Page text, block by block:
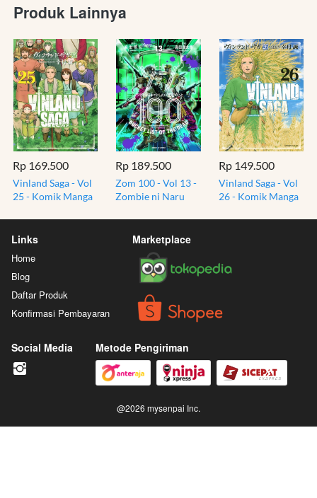
Produk Lainnya
Rp 169.500
Vinland Saga - Vol
25 - Komik Manga
Rp 189.500
Zom 100 - Vol 13 -
Zombie ni Naru
List of the Dead
Rp 149.500
Vinland Saga - Vol
26 - Komik Manga
Links
Home
Blog
Daftar Produk
Konfirmasi Pembayaran
Marketplace
Social Media Metode Pengiriman
@2026 mysenpai Inc.